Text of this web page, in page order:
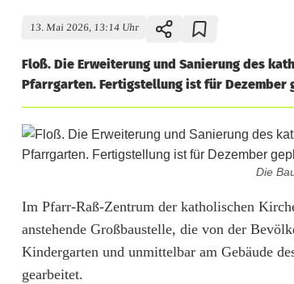
13. Mai 2026, 13:14 Uhr
Floß. Die Erweiterung und Sanierung des
Pfarrgarten. Fertigstellung ist für Dezember
Die
E
r
w
Im Pfarr-Raß-Zentrum der katholischen
anstehende Großbaustelle, die von der
Kindergarten und unmittelbar am Gebäude
gearbeitet.